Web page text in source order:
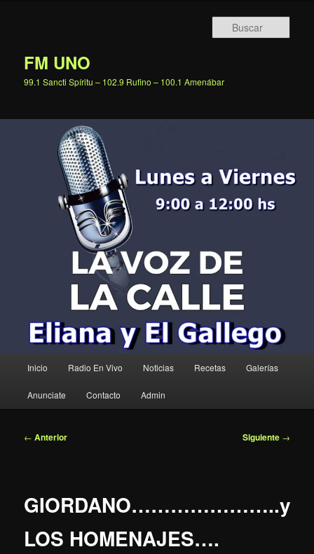
FM UNO
99.1 Sancti Spíritu – 102.9 Rufino – 100.1 Amenábar
principal
Inicio Radio En Vivo Noticias Recetas Galerías
Anunciate Contacto Admin
Navegación
← Anterior Siguiente →
GIORDANO…………………..y
LOS HOMENAJES….